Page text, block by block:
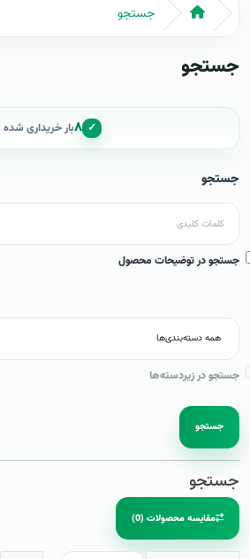
جستجو
جستجو
✓ ۸بار خریداری شده
جستجو
جستجو در توضیحات محصول
جستجو در زیردسته‌ها
جستجو
جستجو
مقایسه محصولات (0)